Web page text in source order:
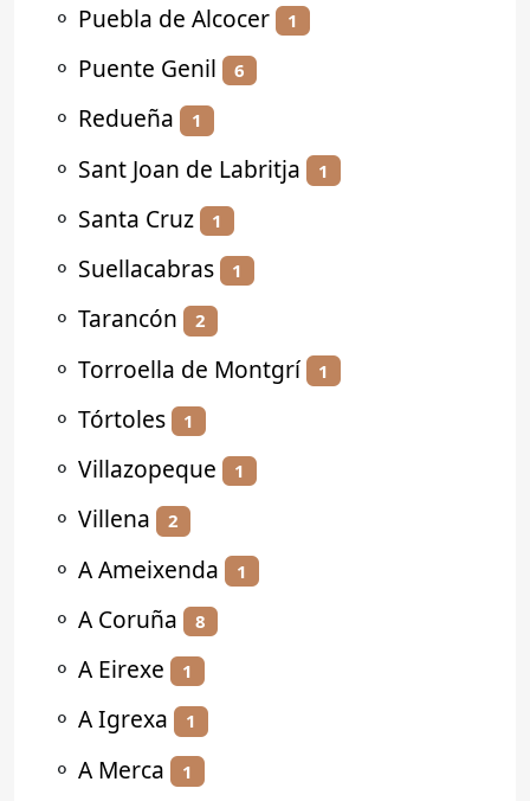
⚬ Puebla de Alcocer 1
⚬ Puente Genil 6
⚬ Redueña 1
⚬ Sant Joan de Labritja 1
⚬ Santa Cruz 1
⚬ Suellacabras 1
⚬ Tarancón 2
⚬ Torroella de Montgrí 1
⚬ Tórtoles 1
⚬ Villazopeque 1
⚬ Villena 2
⚬ A Ameixenda 1
⚬ A Coruña 8
⚬ A Eirexe 1
⚬ A Igrexa 1
⚬ A Merca 1